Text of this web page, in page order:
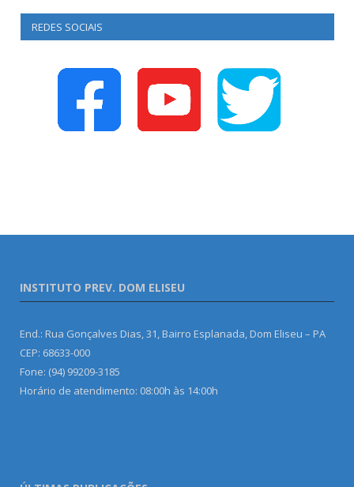
REDES SOCIAIS
INSTITUTO PREV. DOM ELISEU
End.: Rua Gonçalves Dias, 31, Bairro Esplanada, Dom Eliseu – PA
CEP: 68633-000
Fone: (94) 99209-3185
Horário de atendimento: 08:00h às 14:00h